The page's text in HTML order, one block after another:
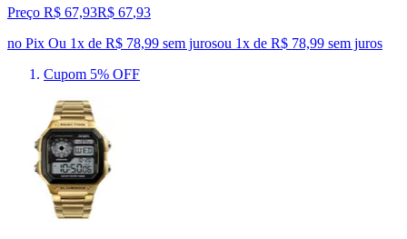
Preço R$ 67,93R$ 67,93
no Pix Ou 1x de R$ 78,99 sem jurosou 1x de R$ 78,99 sem juros
Cupom 5% OFF